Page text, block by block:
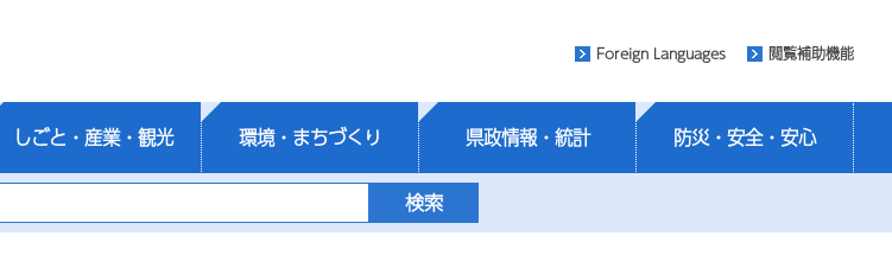
Foreign Languages 閲覧補助機能
しごと・産業・観光 環境・まちづくり 県政情報・統計 防災・安全・安心